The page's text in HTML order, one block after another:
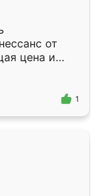
от
цена и
Приехавший
1